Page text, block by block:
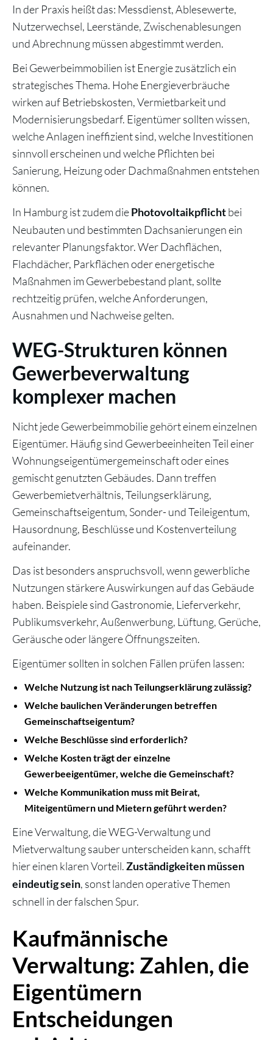
In der Praxis heißt das: Messdienst, Ablesewerte,
Nutzerwechsel, Leerstände, Zwischenablesungen
und Abrechnung müssen abgestimmt werden.
Bei Gewerbeimmobilien ist Energie zusätzlich ein
strategisches Thema. Hohe Energieverbräuche
wirken auf Betriebskosten, Vermietbarkeit und
Modernisierungsbedarf. Eigentümer sollten wissen,
welche Anlagen ineffizient sind, welche Investitionen
sinnvoll erscheinen und welche Pflichten bei
Sanierung, Heizung oder Dachmaßnahmen entstehen
können.
In Hamburg ist zudem diePhotovoltaikpflichtbei
Neubauten und bestimmten Dachsanierungen ein
relevanter Planungsfaktor. Wer Dachflächen,
Flachdächer, Parkflächen oder energetische
Maßnahmen im Gewerbebestand plant, sollte
rechtzeitig prüfen, welche Anforderungen,
Ausnahmen und Nachweise gelten.
WEG-Strukturen können
Gewerbeverwaltung
komplexer machen
Nicht jede Gewerbeimmobilie gehört einem einzelnen
Eigentümer. Häufig sind Gewerbeeinheiten Teil einer
Wohnungseigentümergemeinschaft oder eines
gemischt genutzten Gebäudes. Dann treffen
Gewerbemietverhältnis, Teilungserklärung,
Gemeinschaftseigentum, Sonder- und Teileigentum,
Hausordnung, Beschlüsse und Kostenverteilung
aufeinander.
Das ist besonders anspruchsvoll, wenn gewerbliche
Nutzungen stärkere Auswirkungen auf das Gebäude
haben. Beispiele sind Gastronomie, Lieferverkehr,
Publikumsverkehr, Außenwerbung, Lüftung, Gerüche,
Geräusche oder längere Öffnungszeiten.
Eigentümer sollten in solchen Fällen prüfen lassen:
Welche Nutzung ist nach Teilungserklärung zulässig?
Welche baulichen Veränderungen betreffen
Gemeinschaftseigentum?
Welche Beschlüsse sind erforderlich?
Welche Kosten trägt der einzelne
Gewerbeeigentümer, welche die Gemeinschaft?
Welche Kommunikation muss mit Beirat,
Miteigentümern und Mietern geführt werden?
Eine Verwaltung, die WEG-Verwaltung und
Mietverwaltung sauber unterscheiden kann, schafft
hier einen klaren Vorteil.Zuständigkeiten müssen
eindeutig sein, sonst landen operative Themen
schnell in der falschen Spur.
Kaufmännische
Verwaltung: Zahlen, die
Eigentümern
Entscheidungen